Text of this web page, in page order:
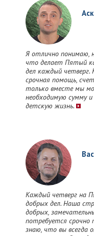
Я отлично понимаю,
что делает Пятый
дел каждый
срочная помощь,
только вместе мы
необходимую сумму
детскую жизнь.
Каждый четверг на
добрых дел. Наша
добрых,
потребуется срочно
знаю, что вы всегда